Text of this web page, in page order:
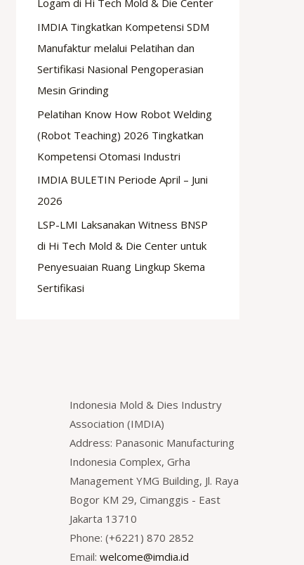
Logam di Hi Tech Mold & Die Center
IMDIA Tingkatkan Kompetensi SDM
Manufaktur melalui Pelatihan dan
Sertifikasi Nasional Pengoperasian
Mesin Grinding
Pelatihan Know How Robot Welding
(Robot Teaching) 2026 Tingkatkan
Kompetensi Otomasi Industri
IMDIA BULETIN Periode April – Juni
2026
LSP-LMI Laksanakan Witness BNSP
di Hi Tech Mold & Die Center untuk
Penyesuaian Ruang Lingkup Skema
Sertifikasi
Indonesia Mold & Dies Industry
Association (IMDIA)
Address: Panasonic Manufacturing
Indonesia Complex, Grha
Management YMG Building, Jl. Raya
Bogor KM 29, Cimanggis - East
Jakarta 13710
Phone: (+6221) 870 2852
Email: welcome@imdia.id